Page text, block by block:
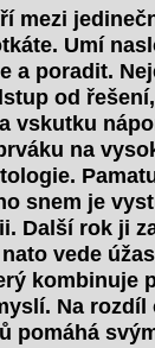
mezi
Umí
a poradit.
od
vskutku
na
snem je
Další rok ji
vede
kombinuje
Na rozdíl
pomáhá